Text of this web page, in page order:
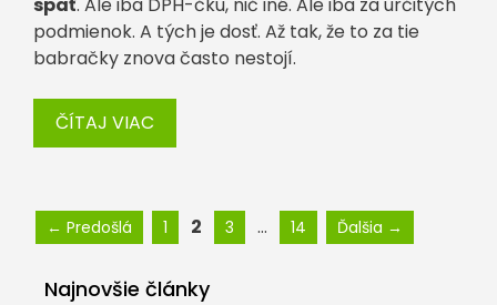
podmienok. A tých je dosť. Až tak, že to za tie
babračky znova často nestojí.
ČÍTAJ VIAC
← Predošlá Stránka
1 Stránka
2 Stránka
3 … Stránka
14 Ďalšia →
Najnovšie články